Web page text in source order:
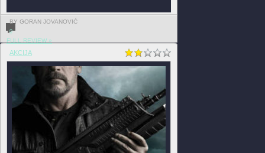
BY GORAN JOVANOVIĆ
0
FULL REVIEW »
AKCIJA